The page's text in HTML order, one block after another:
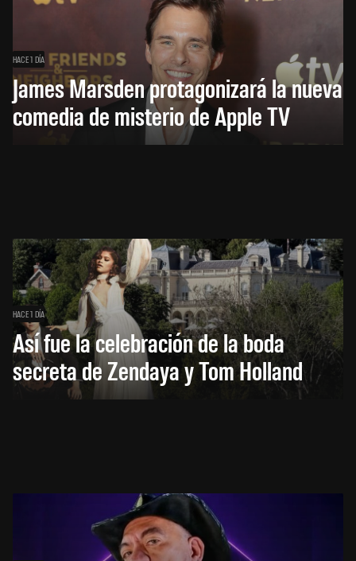
HACE 1 DÍA
James Marsden protagonizará la nueva
comedia de misterio de Apple TV
HACE 1 DÍA
Así fue la celebración de la boda
secreta de Zendaya y Tom Holland